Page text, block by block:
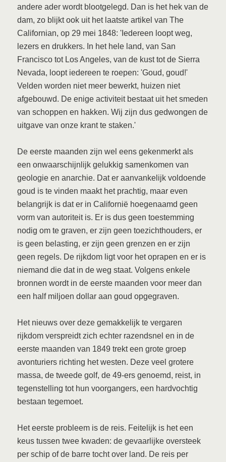
andere ader wordt blootgelegd. Dan is het hek van de
dam, zo blijkt ook uit het laatste artikel van The
Californian, op 29 mei 1848: 'Iedereen loopt weg,
lezers en drukkers. In het hele land, van San
Francisco tot Los Angeles, van de kust tot de Sierra
Nevada, loopt iedereen te roepen: 'Goud, goud!'
Velden worden niet meer bewerkt, huizen niet
afgebouwd. De enige activiteit bestaat uit het smeden
van schoppen en hakken. Wij zijn dus gedwongen de
uitgave van onze krant te staken.'
De eerste maanden zijn wel eens gekenmerkt als
een onwaarschijnlijk gelukkig samenkomen van
geologie en anarchie. Dat er aanvankelijk voldoende
goud is te vinden maakt het prachtig, maar even
belangrijk is dat er in Californië hoegenaamd geen
vorm van autoriteit is. Er is dus geen toestemming
nodig om te graven, er zijn geen toezichthouders, er
is geen belasting, er zijn geen grenzen en er zijn
geen regels. De rijkdom ligt voor het oprapen en er is
niemand die dat in de weg staat. Volgens enkele
bronnen wordt in de eerste maanden voor meer dan
een half miljoen dollar aan goud opgegraven.
Het nieuws over deze gemakkelijk te vergaren
rijkdom verspreidt zich echter razendsnel en in de
eerste maanden van 1849 trekt een grote groep
avonturiers richting het westen. Deze veel grotere
massa, de tweede golf, de 49-ers genoemd, reist, in
tegenstelling tot hun voorgangers, een hardvochtig
bestaan tegemoet.
Het eerste probleem is de reis. Feitelijk is het een
keus tussen twee kwaden: de gevaarlijke oversteek
per schip of de barre tocht over land. De reis per